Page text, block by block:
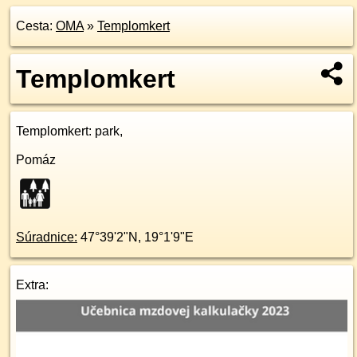
Cesta: OMA» Templomkert
Templomkert
Templomkert: park,
Pomáz
Súradnice: 47°39'2"N , 19°1'9"E
Extra: